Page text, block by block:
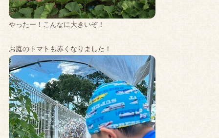
やったー！こんなに大きいぞ！
お庭のトマトも赤くなりました！